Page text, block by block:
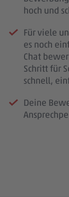
hoch und
Für viele
es noch
Chat
Schritt für
schnell,
Deine